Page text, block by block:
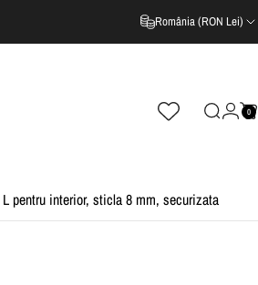
România (RON Lei)
Cautare
Log0
pentru interior, sticla 8 mm, securizata